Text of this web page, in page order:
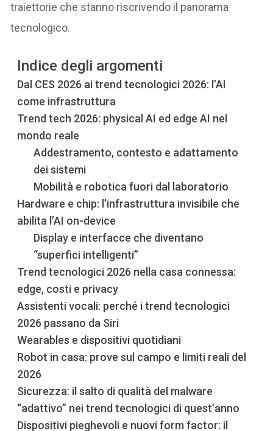
traiettorie che stanno riscrivendo il panorama
tecnologico.
Indice degli argomenti
Dal CES 2026 ai trend tecnologici 2026: l’AI
come infrastruttura
Trend tech 2026: physical AI ed edge AI nel
mondo reale
Addestramento, contesto e adattamento
dei sistemi
Mobilità e robotica fuori dal laboratorio
Hardware e chip: l’infrastruttura invisibile che
abilita l’AI on-device
Display e interfacce che diventano
“superfici intelligenti”
Trend tecnologici 2026 nella casa connessa:
edge, costi e privacy
Assistenti vocali: perché i trend tecnologici
2026 passano da Siri
Wearables e dispositivi quotidiani
Robot in casa: prove sul campo e limiti reali del
2026
Sicurezza: il salto di qualità del malware
“adattivo” nei trend tecnologici di quest’anno
Dispositivi pieghevoli e nuovi form factor: il